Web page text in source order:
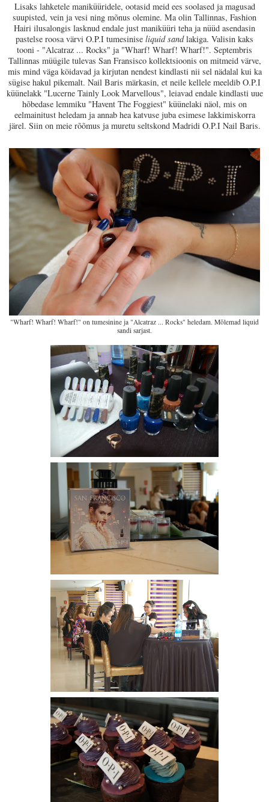
Lisaks lahketele maniküüridele, ootasid meid ees soolased ja magusad
suupisted, vein ja vesi ning mõnus olemine. Ma olin Tallinnas, Fashion
Hairi ilusalongis lasknud endale just maniküüri teha ja nüüd asendasin
pastelse roosa värvi O.P.I tumesinise liquid sandlakiga. Valisin kaks
tooni - "Alcatraz ... Rocks" ja "Wharf! Wharf! Wharf!". Septembris
Tallinnas müügile tulevas San Fransisco kollektsioonis on mitmeid värve,
mis mind väga köidavad ja kirjutan nendest kindlasti nii sel nädalal kui ka
sügise hakul pikemalt. Nail Baris märkasin, et neile kellele meeldib O.P.I
küünelakk "Lucerne Tainly Look Marvellous", leiavad endale kindlasti uue
hõbedase lemmiku "Havent The Foggiest" küünelaki näol, mis on
eelmainitust heledam ja annab hea katvuse juba esimese lakkimiskorra
järel. Siin on meie rõõmus ja muretu seltskond Madridi O.P.I Nail Baris.
"Wharf! Wharf! Wharf!" on tumesinine ja "Alcatraz ... Rocks" heledam. Mõlemad liquid
sandi sarjast.